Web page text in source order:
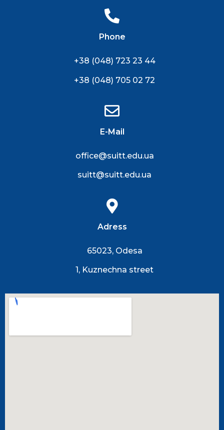
Phone
+38 (048) 723 23 44
+38 (048) 705 02 72
E-Mail
office@suitt.edu.ua
suitt@suitt.edu.ua
Adress
65023, Odesa
1, Kuznechna street